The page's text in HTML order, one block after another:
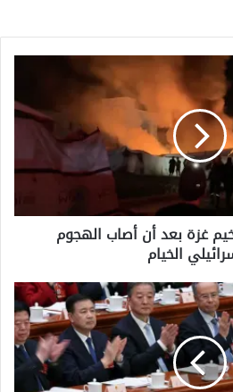
غزة بعد أن أصاب الهجوم
الخيام